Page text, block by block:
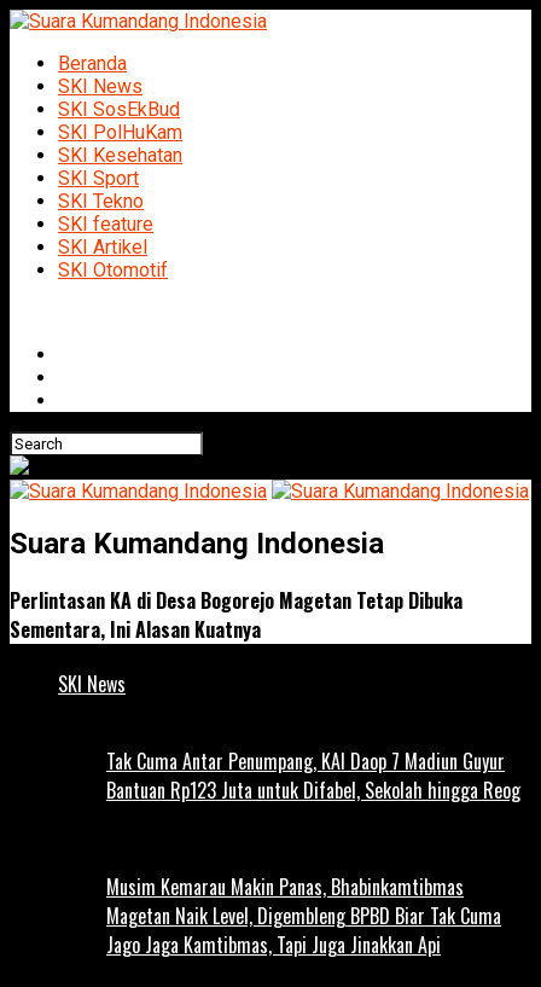
Beranda
SKI News
SKI SosEkBud
SKI PolHuKam
SKI Kesehatan
SKI Sport
SKI Tekno
SKI feature
SKI Artikel
SKI Otomotif
Suara Kumandang Indonesia
Perlintasan KA di Desa Bogorejo Magetan Tetap Dibuka
Sementara, Ini Alasan Kuatnya
SKI News
Tak Cuma Antar Penumpang, KAI Daop 7 Madiun Guyur
Bantuan Rp123 Juta untuk Difabel, Sekolah hingga Reog
Musim Kemarau Makin Panas, Bhabinkamtibmas
Magetan Naik Level, Digembleng BPBD Biar Tak Cuma
Jago Jaga Kamtibmas, Tapi Juga Jinakkan Api